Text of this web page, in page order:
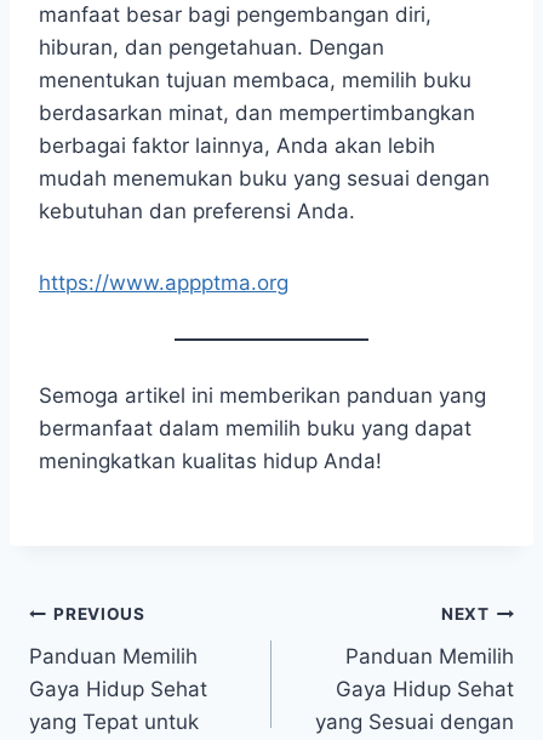
manfaat besar bagi pengembangan diri,
hiburan, dan pengetahuan. Dengan
menentukan tujuan membaca, memilih buku
berdasarkan minat, dan mempertimbangkan
berbagai faktor lainnya, Anda akan lebih
mudah menemukan buku yang sesuai dengan
kebutuhan dan preferensi Anda.
https://www.appptma.org
Semoga artikel ini memberikan panduan yang
bermanfaat dalam memilih buku yang dapat
meningkatkan kualitas hidup Anda!
Post
navigation
PREVIOUS
Panduan Memilih
Gaya Hidup Sehat
yang Tepat untuk
NEXT
Panduan Memilih
Gaya Hidup Sehat
yang Sesuai dengan